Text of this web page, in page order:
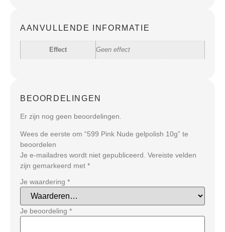
AANVULLENDE INFORMATIE
Effect Geen effect
BEOORDELINGEN
Er zijn nog geen beoordelingen.
Wees de eerste om “599 Pink Nude gelpolish 10g” te
beoordelen
Je e-mailadres wordt niet gepubliceerd. Vereiste velden
zijn gemarkeerd met *
Je waardering *
Je beoordeling *